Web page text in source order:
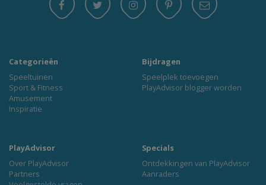
Categorieën
Speeltuinen
Sport & Fitness
Amusement
Inspiratie
Bijdragen
Speelplek toevoegen
PlayAdvisor blogger worden
PlayAdvisor
Over PlayAdvisor
Partners
Specials
Ontdekkingen van PlayAdvisor
Aanraders